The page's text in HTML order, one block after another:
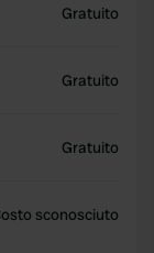
Gratuito
Gratuito
Gratuito
sconosciuto